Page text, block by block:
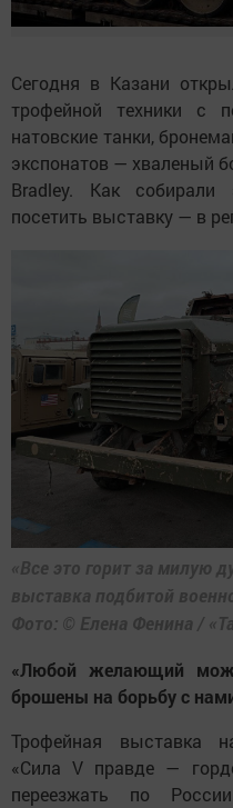
Сегодня в Казани
трофейной техники с
натовские танки,
экспонатов — хваленый
Bradley. Как
посетить выставку — в
«Все это горит за милую
выставка подбитой
Фото: © Елена Фенина /
«Любой желающий
брошены на борьбу с
Трофейная выставка
«Сила V правде —
переезжать по